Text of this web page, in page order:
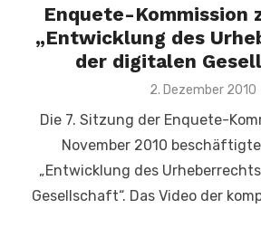
Enquete-Kommission
„Entwicklung des
der digitalen
Veröffentlicht
2. Dezember 2010
Die 7. Sitzung der Enquete-
November 2010
„Entwicklung des
Gesellschaft“. Das Video der